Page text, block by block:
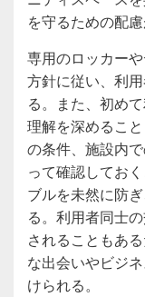
を守るための配
専用のロッカー
方針に従い、利
る。また、初め
理解を深めるこ
の条件、施設内
って確認してお
ブルを未然に防
る。利用者同士
されることもあ
な出会いやビジ
けられる。